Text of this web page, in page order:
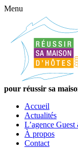
Menu
pour réussir sa
Accueil
Actualités
L’agence
À propos
Contact